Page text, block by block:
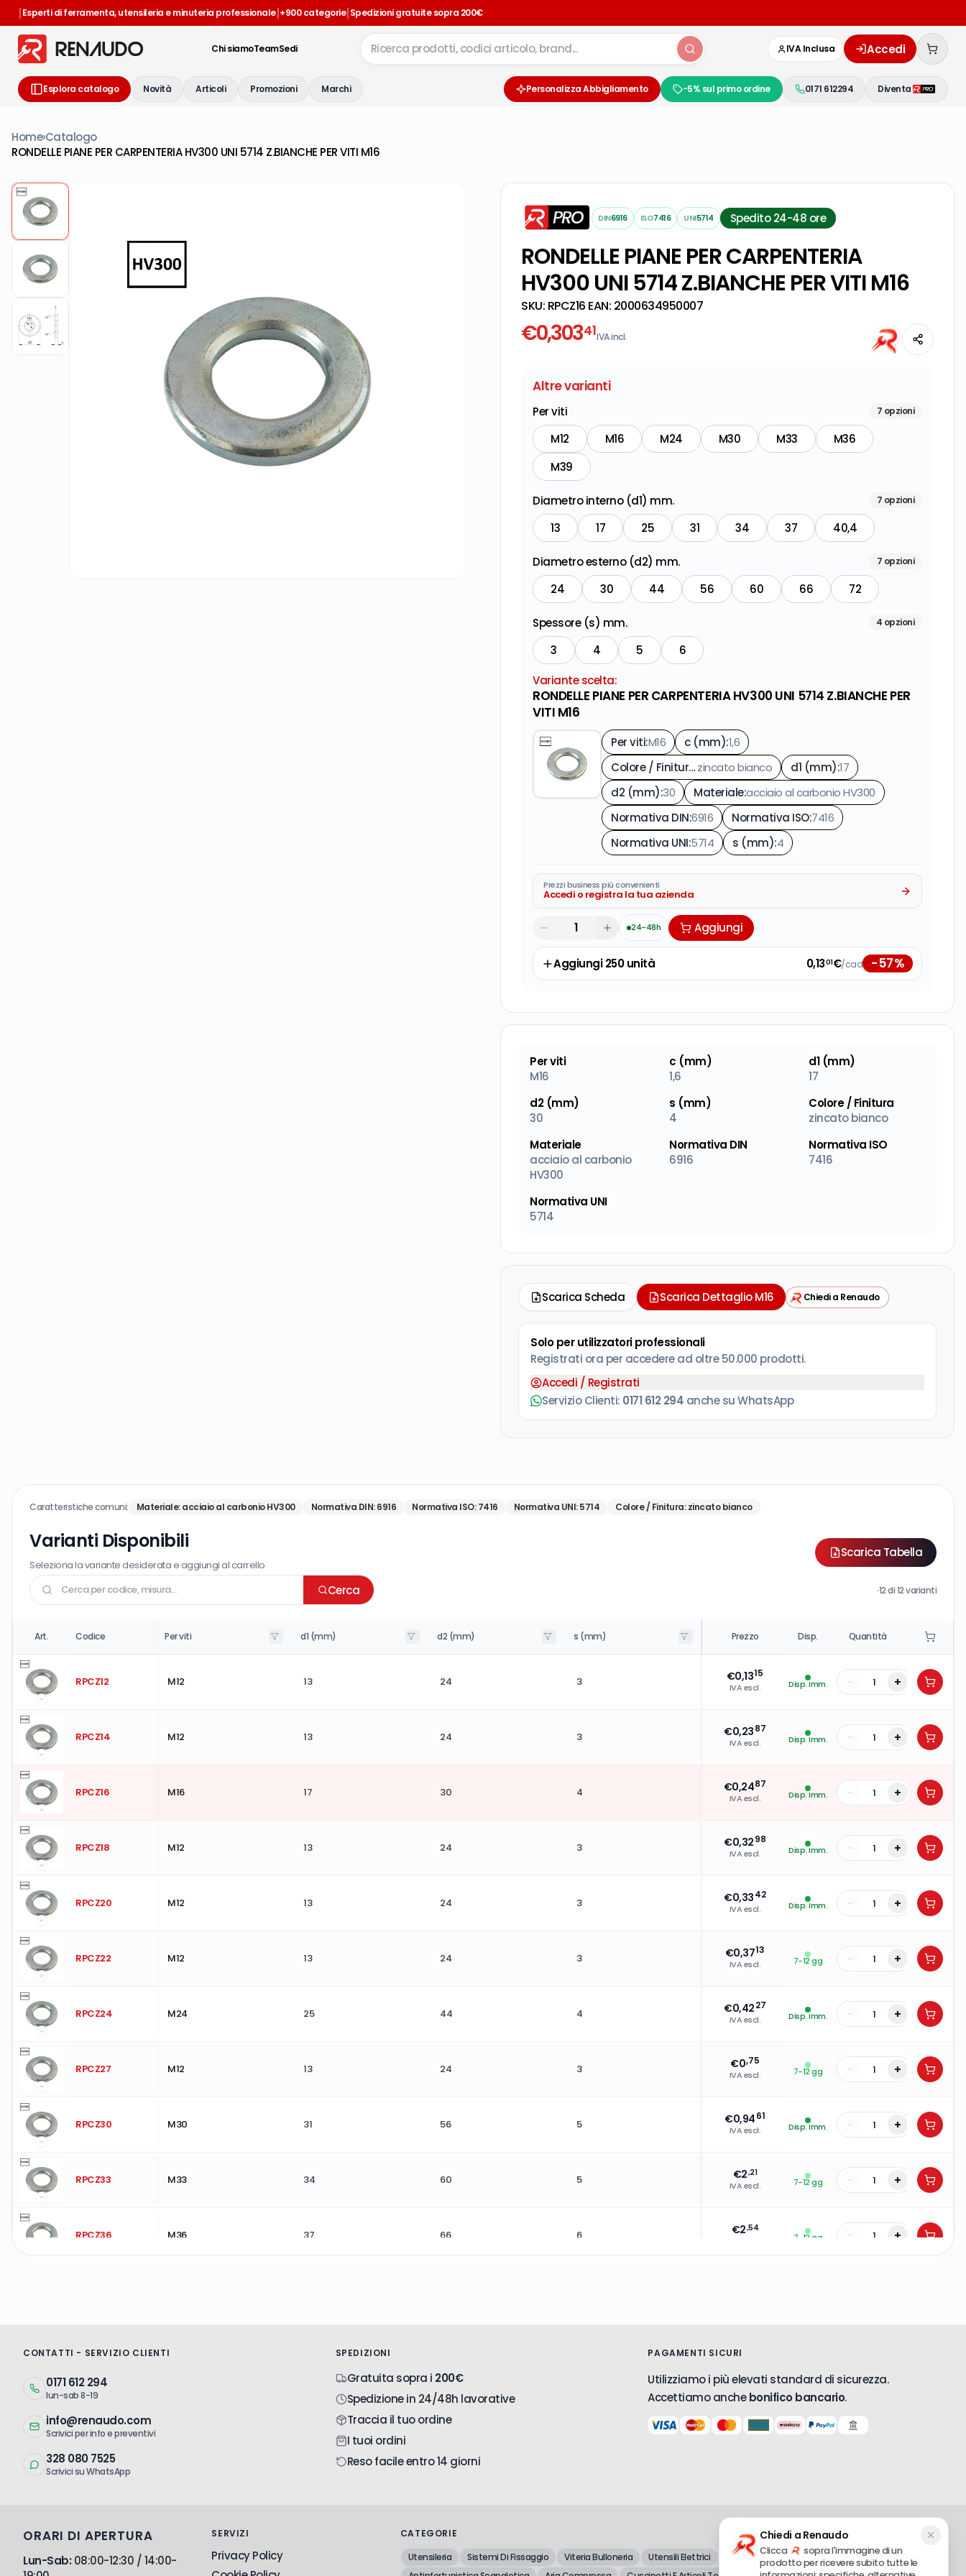
|Esperti di ferramenta, utensileria e minuteria professionale|+900 categorie|Spedizioni gratuite sopra 200€
Chi siamoTeamSedi IVA Inclusa Accedi
Esplora catalogo Novità Articoli Promozioni Marchi Personalizza Abbigliamento -5% sul primo ordine 0171 612294 Diventa
Home›Catalogo
RONDELLE PIANE PER CARPENTERIA HV300 UNI 5714 Z.BIANCHE PER VITI M16
DIN6916 ISO7416 UNI5714 Spedito 24-48 ore
RONDELLE PIANE PER CARPENTERIA
HV300 UNI 5714 Z.BIANCHE PER VITI M16
SKU: RPCZ16 EAN: 2000634950007
€0,30341IVA incl.
Altre varianti
Per viti 7 opzioni
M12 M16 M24 M30 M33
M36
M39
Diametro interno (d1) mm. 7 opzioni
13 17 25 31 34 37 40,4
Diametro esterno (d2) mm. 7 opzioni
24 30 44 56 60 66 72
Spessore (s) mm. 4 opzioni
3 4 5
6
Variante scelta:
RONDELLE PIANE PER CARPENTERIA HV300 UNI 5714 Z.BIANCHE PER
VITI M16
Per viti:M16 c (mm):1,6
Colore / Finitura:zincato bianco d1 (mm):17
d2 (mm):30 Materiale:acciaio al carbonio HV300
Normativa DIN:6916 Normativa ISO:7416
Normativa UNI:5714 s (mm):4
Prezzi business più convenienti
Accedi o registra la tua azienda
24-48h Aggiungi
Aggiungi250unità 0,1301€/cad -57%
Per viti
M16
c (mm)
1,6
d1 (mm)
17
d2 (mm)
30
s (mm)
4
Colore / Finitura
zincato bianco
Materiale
acciaio al carbonio
HV300
Normativa DIN
6916
Normativa ISO
7416
Normativa UNI
5714
Scarica Scheda Scarica Dettaglio M16 Chiedi a Renaudo
Solo per utilizzatori professionali
Registrati ora per accedere ad oltre 50.000 prodotti.
Accedi / Registrati
Servizio Clienti: 0171 612 294 anche su WhatsApp
Caratteristiche comuni: Materiale:acciaio al carbonio HV300 Normativa DIN:6916 Normativa ISO:7416 Normativa UNI:5714 Colore / Finitura:zincato bianco
Varianti Disponibili
Seleziona la variante desiderata e aggiungi al carrello
Scarica Tabella
Cerca ·12di12varianti
Art. Codice Per viti d1 (mm) d2 (mm) s (mm) Prezzo Disp. Quantità
RPCZ12 M12 13 24 3 €0,1315
IVA escl.
Disp. Imm. - +
RPCZ14 M12 13 24 3 €0,2387
IVA escl.
Disp. Imm. - +
RPCZ16 M16 17 30 4 €0,2487
IVA escl.
Disp. Imm. - +
RPCZ18 M12 13 24 3 €0,3298
IVA escl.
Disp. Imm. - +
RPCZ20 M12 13 24 3 €0,3342
IVA escl.
Disp. Imm. - +
RPCZ22 M12 13 24 3 €0,3713
IVA escl.
7-12 gg - +
RPCZ24 M24 25 44 4 €0,4227
IVA escl.
Disp. Imm. - +
RPCZ27 M12 13 24 3 €0,75
IVA escl.
7-12 gg - +
RPCZ30 M30 31 56 5 €0,9461
IVA escl.
Disp. Imm. - +
RPCZ33 M33 34 60 5 €2,21
IVA escl. 7-12 gg - +
RPCZ36 M36 37 66 6 €2,54
7-12 gg - +
CONTATTI - SERVIZIO CLIENTI
0171 612 294
lun-sab 8-19
info@renaudo.com
Scrivici per info e preventivi
328 080 7525
Scrivici su WhatsApp
SPEDIZIONI
Gratuita sopra i 200€
Spedizione in 24/48h lavorative
Traccia il tuo ordine
I tuoi ordini
Reso facile entro 14 giorni
PAGAMENTI SICURI
Utilizziamo i più elevati standard di sicurezza.
Accettiamo anchebonifico bancario.
ORARI DI APERTURA
Lun-Sab: 08:00-12:30 / 14:00-
SERVIZI
Privacy Policy
CATEGORIE
Utensileria
Sistemi Di Fissaggio Viteria Bulloneria
Utensili Elettrici
Dal 1998, vendita all'ingrosso e al
Chiedi a Renaudo
Clicca
sopra l'immagine di un
prodotto per ricevere subito tutte le